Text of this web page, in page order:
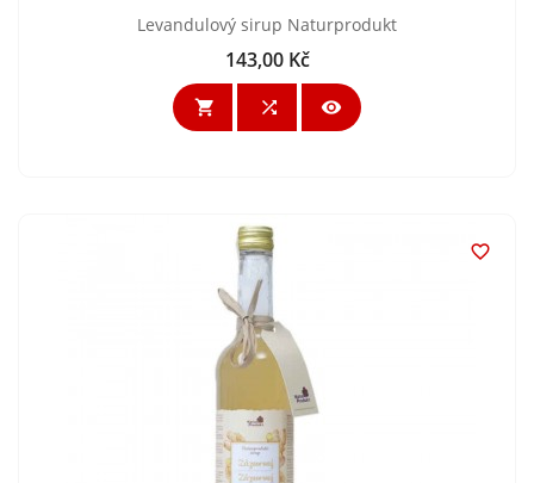
Levandulový sirup Naturprodukt
Cena
143,00 Kč
  
